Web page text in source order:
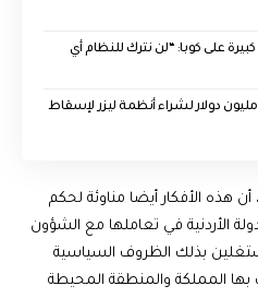
على كوبا: “لن نترك للنظام أي
الجيش الأمريكي يخصص 400 مليون دولار لشراء أنظمة ليزر لإسقاط
هذه الأفكار أيضا مناوئة لحكم
الأردنية في تعاملها مع الشؤون
مستغلين بذلك الظروف السياسية
بها المملكة والمنطقة المحيطة